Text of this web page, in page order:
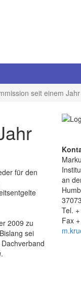
seit einem
für den
2009 zu
sei
.
an
Tel.
Fax